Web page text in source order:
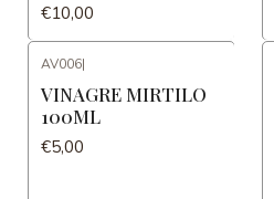
€10,00
AV006|
VINAGRE MIRTILO
100ML
€5,00